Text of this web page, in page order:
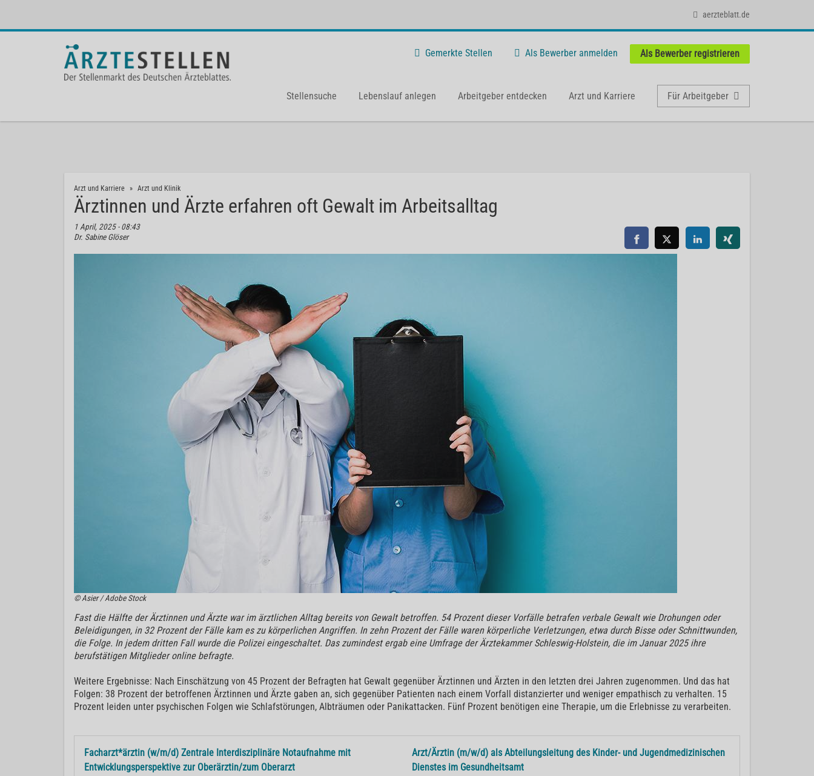
aerzteblatt.de
Gemerkte Stellen Als Bewerber anmelden Als Bewerber registrieren
Stellensuche Lebenslauf anlegen Arbeitgeber entdecken Arzt und Karriere Für Arbeitgeber
Arzt und Karriere Arzt und Klinik
Ärztinnen und Ärzte erfahren oft Gewalt im Arbeitsalltag
1 April, 2025 - 08:43
Dr. Sabine Glöser
© Asier / Adobe Stock
Fast die Hälfte der Ärztinnen und Ärzte war im ärztlichen Alltag bereits von Gewalt betroffen. 54 Prozent dieser Vorfälle betrafen verbale Gewalt wie Drohungen oder
Beleidigungen, in 32 Prozent der Fälle kam es zu körperlichen Angriffen. In zehn Prozent der Fälle waren körperliche Verletzungen, etwa durch Bisse oder Schnittwunden,
die Folge. In jedem dritten Fall wurde die Polizei eingeschaltet. Das zumindest ergab eine Umfrage der Ärztekammer Schleswig-Holstein, die im Januar 2025 ihre
berufstätigen Mitglieder online befragte.
Weitere Ergebnisse: Nach Einschätzung von 45 Prozent der Befragten hat Gewalt gegenüber Ärztinnen und Ärzten in den letzten drei Jahren zugenommen. Und das hat
Folgen: 38 Prozent der betroffenen Ärztinnen und Ärzte gaben an, sich gegenüber Patienten nach einem Vorfall distanzierter und weniger empathisch zu verhalten. 15
Prozent leiden unter psychischen Folgen wie Schlafstörungen, Albträumen oder Panikattacken. Fünf Prozent benötigen eine Therapie, um die Erlebnisse zu verarbeiten.
Facharzt*ärztin (w/m/d) Zentrale Interdisziplinäre Notaufnahme mit
Entwicklungsperspektive zur Oberärztin/zum Oberarzt
Arzt/Ärztin (m/w/d) als Abteilungsleitung des Kinder- und Jugendmedizinischen
Dienstes im Gesundheitsamt